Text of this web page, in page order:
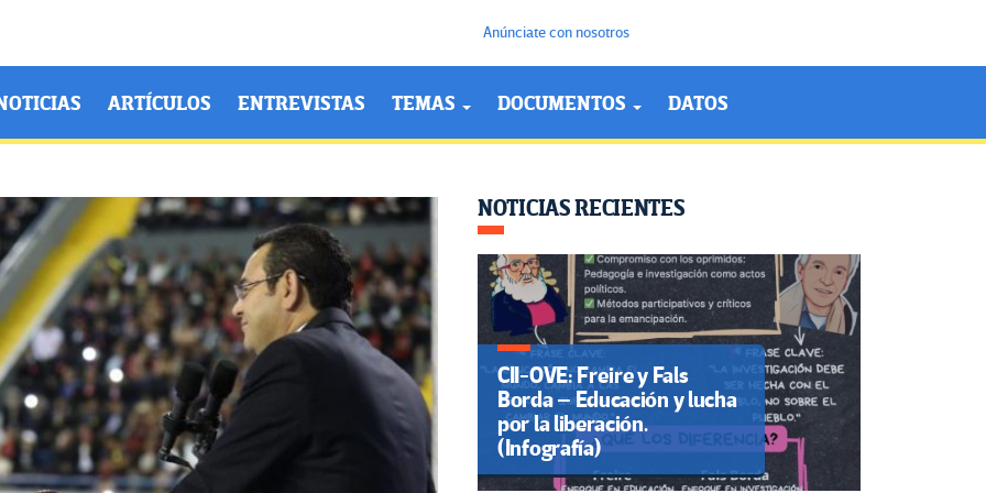
Anúnciate con nosotros
ARTÍCULOS ENTREVISTAS TEMAS DOCUMENTOS DATOS
NOTICIAS RECIENTES
CII-OVE: Freire y Fals
Borda – Educación y lucha
por la liberación.
(Infografía)